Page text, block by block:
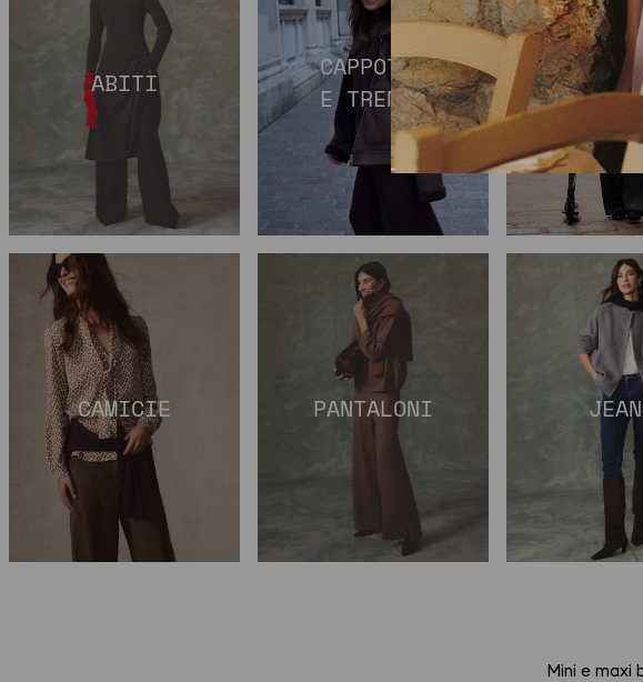
ABITI
CAPPOTTI
E TRENCH
E
CAMICIE PANTALONI
Mini e maxi